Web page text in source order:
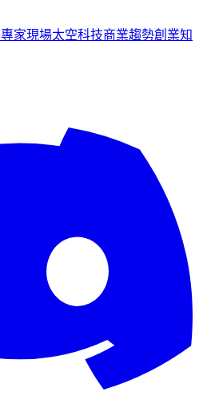
專家現場太空科技商業趨勢創業知